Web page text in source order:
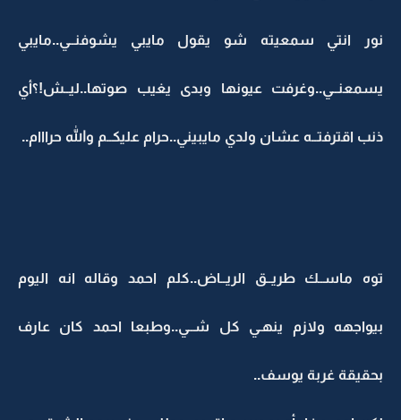
نور انتي سمعيته شو يقول مايبي يشوفنــي..مايبي
يسمعنــي..وغرفت عيونها وبدى يغيب صوتها..ليــش!؟أي
ذنب اقترفتــه عشان ولدي مايبيني..حرام عليكــم والله حرااام..
توه ماســك طريــق الريــاض..كلم احمد وقاله انه اليوم
بيواجهه ولازم ينهـي كل شــي..وطبعا احمد كان عارف
بحقيقة غربة يوسف..